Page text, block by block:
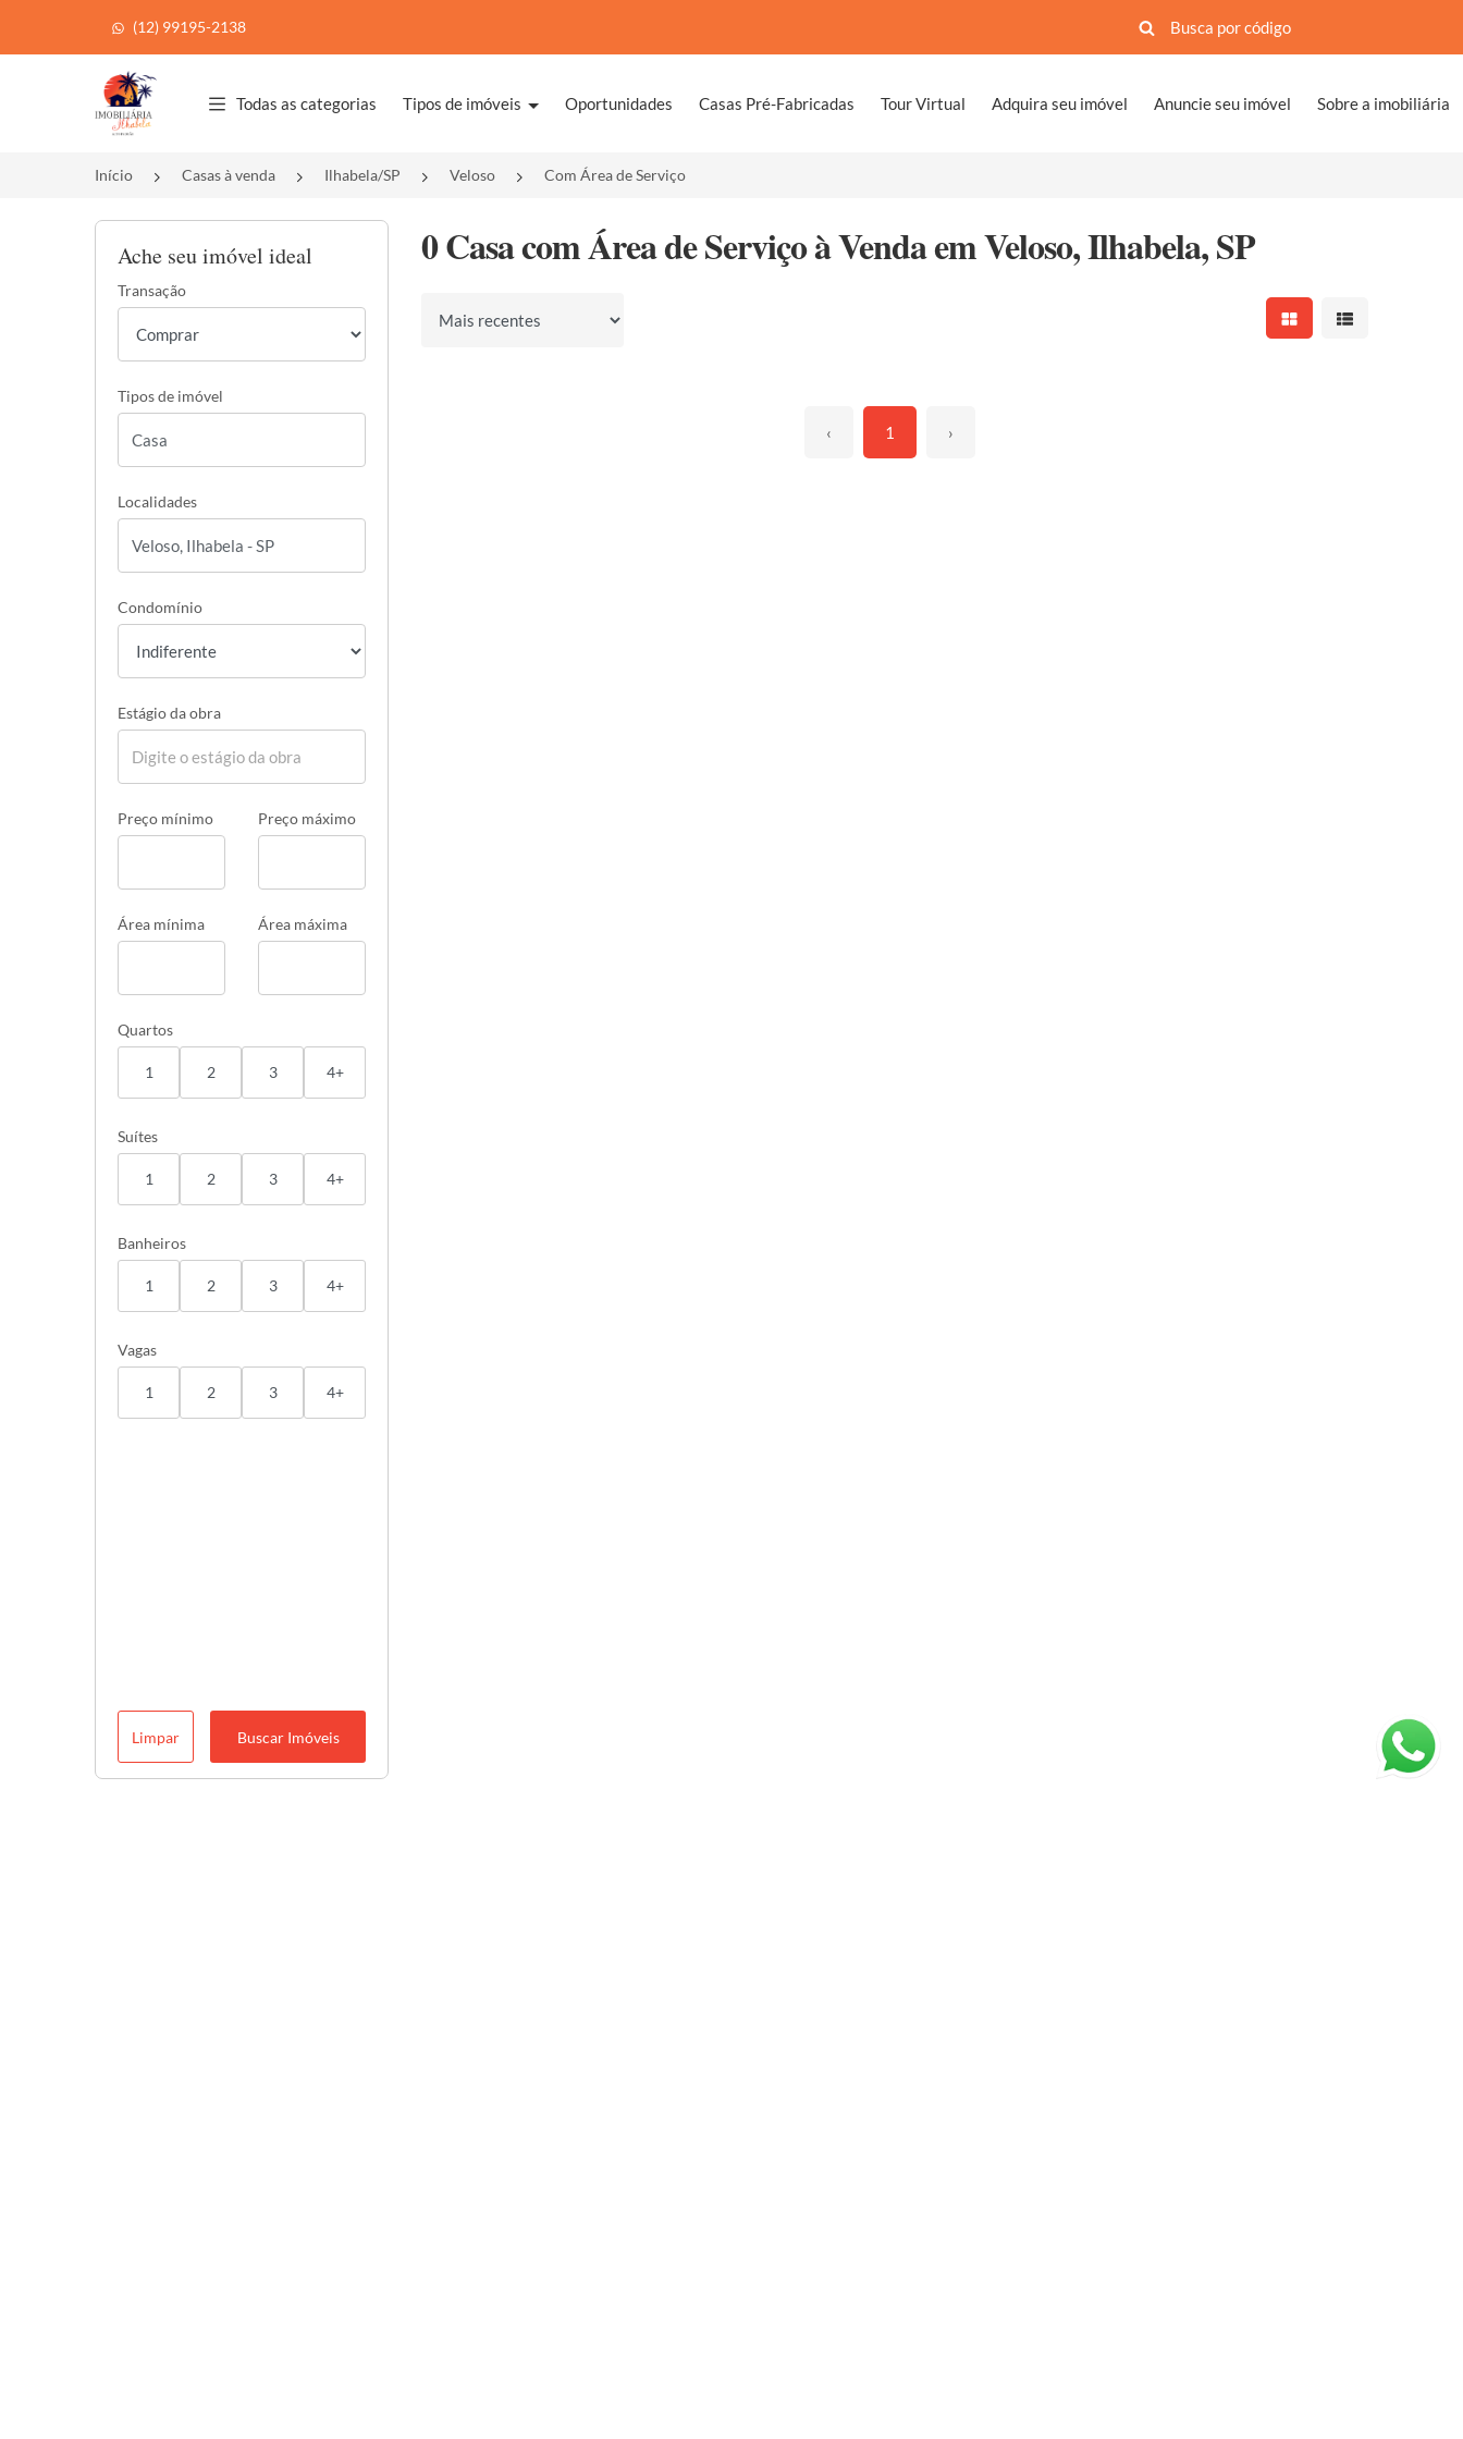
(12) 99195-2138
Página inicial
Todas as categorias Tipos de imóveis Oportunidades Casas Pré-Fabricadas Tour Virtual Adquira seu imóvel Anuncie seu imóvel Sobre a imobiliária
Início Casas à venda Ilhabela/SP Veloso Com Área de Serviço
Ache seu imóvel ideal
Transação
Tipos de imóvel
Localidades
Condomínio
Estágio da obra
Preço mínimo Preço máximo
Área mínima Área máxima
Quartos
1 2 3 4+
Suítes
1 2 3 4+
Banheiros
1 2 3 4+
Vagas
1 2 3 4+
Limpar Buscar Imóveis
0 Casa com Área de Serviço à Venda em Veloso, Ilhabela, SP
Ordenar por Mostrar resultados em
Mostrar
‹ 1 ›